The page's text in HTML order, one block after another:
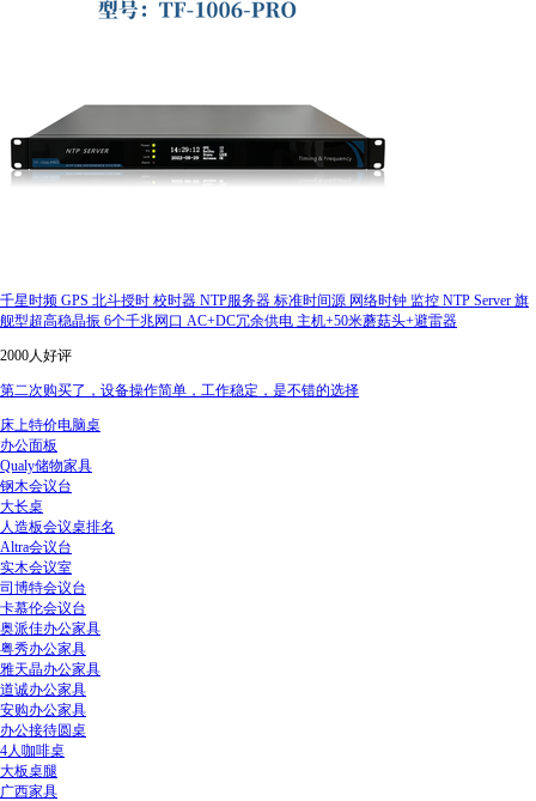
千星时频 GPS 北斗授时 校时器 NTP服务器 标准时间源 网络时钟 监控 NTP Server 旗
舰型超高稳晶振 6个千兆网口 AC+DC冗余供电 主机+50米蘑菇头+避雷器
2000人好评
第二次购买了，设备操作简单，工作稳定，是不错的选择
床上特价电脑桌
办公面板
Qualy储物家具
钢木会议台
大长桌
人造板会议桌排名
Altra会议台
实木会议室
司博特会议台
卡慕伦会议台
奥派佳办公家具
粤秀办公家具
雅天晶办公家具
道诚办公家具
安购办公家具
办公接待圆桌
4人咖啡桌
大板桌腿
广西家具